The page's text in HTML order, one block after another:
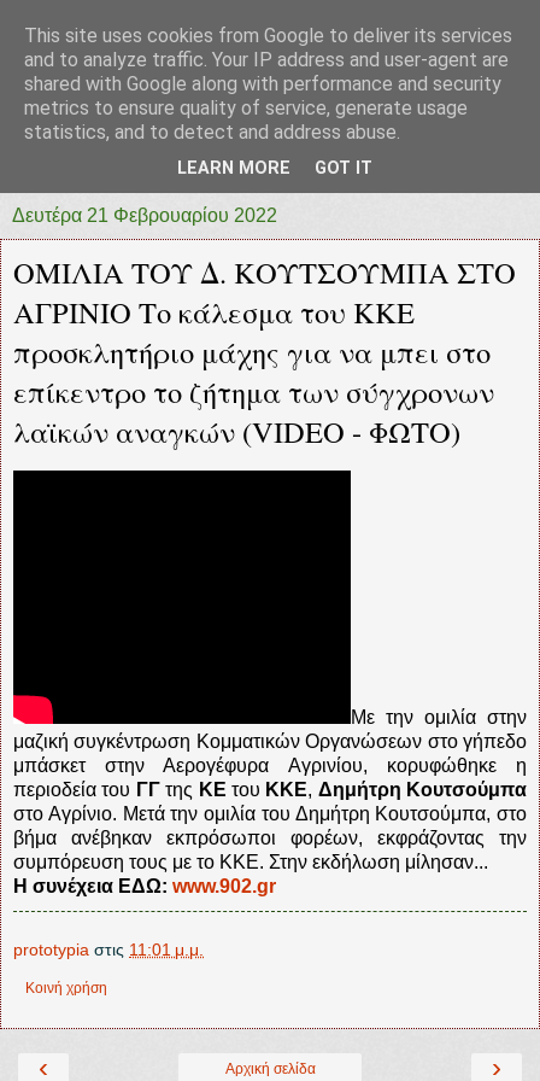
prototypia
"ΠΡΩΤΟΤΥΠΙΑ" * ΑΝΕΞΑΡΤΗΤΗ-ΗΛΕΚΤΡΟΝΙΚΗ-
Δευτέρα 21 Φεβρουαρίου 2022
ΟΜΙΛΙΑ ΤΟΥ Δ. ΚΟΥΤΣΟΥΜΠΑ ΣΤΟ
ΑΓΡΙΝΙΟ Το κάλεσμα του ΚΚΕ
προσκλητήριο μάχης για να μπει στο
επίκεντρο το ζήτημα των σύγχρονων
λαϊκών αναγκών (VIDEO - ΦΩΤΟ)
Με την ομιλία στην
μαζική συγκέντρωση Κομματικών Οργανώσεων στο γήπεδο
μπάσκετ στην Αερογέφυρα Αγρινίου, κορυφώθηκε η
περιοδεία του ΓΓτης ΚΕ του ΚΚΕ, Δημήτρη Κουτσούμπα
στο Αγρίνιο. Μετά την ομιλία του Δημήτρη Κουτσούμπα, στο
βήμα ανέβηκαν εκπρόσωποι φορέων, εκφράζοντας την
συμπόρευση τους με το ΚΚΕ. Στην εκδήλωση μίλησαν...
Η συνέχεια ΕΔΩ: www.902.gr
prototypia στις 11:01 μ.μ.
Κοινή χρήση
‹ ›
Αρχική σελίδα
This site uses cookies from Google to deliver its services
and to analyze traffic. Your IP address and user-agent are
shared with Google along with performance and security
metrics to ensure quality of service, generate usage
statistics, and to detect and address abuse.
LEARN MORE GOT IT